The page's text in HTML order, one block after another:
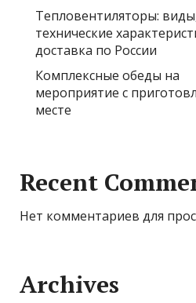
Тепловентиляторы:
технические
доставка по России
Комплексные обеды на
мероприятие с
месте
Recent
Нет комментариев для
Archives